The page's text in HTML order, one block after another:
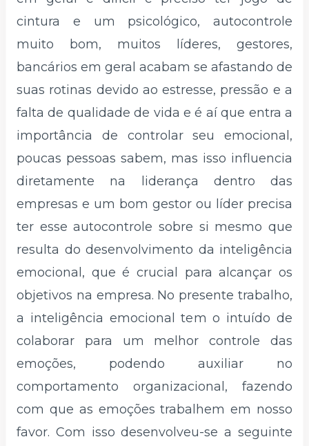
cintura e um psicológico, autocontrole
muito bom, muitos líderes, gestores,
bancários em geral acabam se afastando de
suas rotinas devido ao estresse, pressão e a
falta de qualidade de vida e é aí que entra a
importância de controlar seu emocional,
poucas pessoas sabem, mas isso influencia
diretamente na liderança dentro das
empresas e um bom gestor ou líder precisa
ter esse autocontrole sobre si mesmo que
resulta do desenvolvimento da inteligência
emocional, que é crucial para alcançar os
objetivos na empresa. No presente trabalho,
a inteligência emocional tem o intuído de
colaborar para um melhor controle das
emoções, podendo auxiliar no
comportamento organizacional, fazendo
com que as emoções trabalhem em nosso
favor. Com isso desenvolveu-se a seguinte